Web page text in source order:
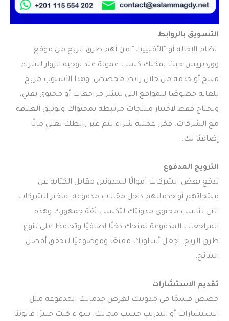
التسويق بالروابط
نظام الإحالة أو “الأفلييت” من أهم طرق الربح من موقع
ووردبريس حيث يمكنك كسب عمولة عند توجيه الزوار لشراء
منتج أو خدمة من خلال رابط مخصص. وهذا الأسلوب مربح
للغاية خصوصًا للمواقع التي تنشر مراجعات أو محتوى تقني،
وتحتاج فقط لاختيار منتجات مرتبطة بمحتواك وتوثيق العلاقة
مع الشركات. فكل عملية شراء تتم عبر رابطك تعني مالًا
إضافيًا لك.
الترويج المدفوع
تدفع بعض الشركات أموالًا للمدونين مقابل الكتابة عن
منتجاتهم أو خدماتهم داخل مقالات مدفوعة. فاختر الشركات
التي تناسب محتوى مدونتك لتكسب ثقة جمهورك وهذه
المراجعات المدفوعة تمنحك دخلًا إضافيًا وتحافظ على تنوع
طرق الربح. اجعل أسلوبك مقنعًا وموضوعيًا لتحقق أفضل
النتائج.
تقديم الاستشارات
خصص قسمًا في مدونتك لعرض خدماتك المدفوعة مثل
الاستشارات أو التدريب حسب مجالك. سواء كنت خبيرًا قانونيًا